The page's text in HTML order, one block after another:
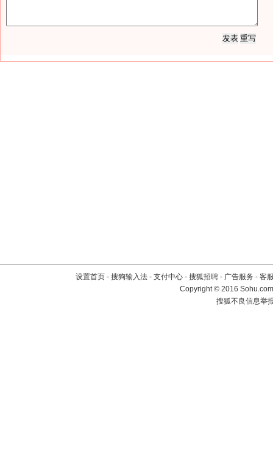
设置首页 - 搜狗输入法 - 支付中心 - 搜狐招聘 - 广告服务 - 客
Copyright©2016
搜狐不良信息举